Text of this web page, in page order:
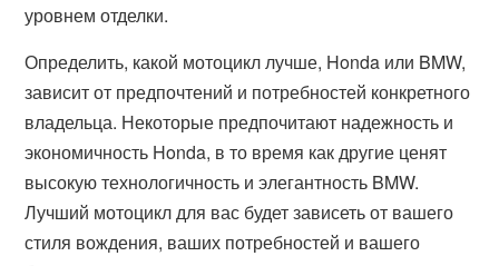
уровнем отделки.
Определить, какой мотоцикл лучше, Honda или BMW,
зависит от предпочтений и потребностей конкретного
владельца. Некоторые предпочитают надежность и
экономичность Honda, в то время как другие ценят
высокую технологичность и элегантность BMW.
Лучший мотоцикл для вас будет зависеть от вашего
стиля вождения, ваших потребностей и вашего